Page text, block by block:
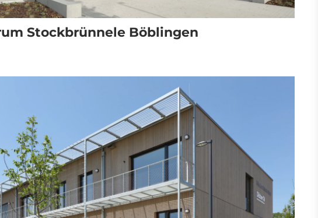
Stockbrünnele Böblingen